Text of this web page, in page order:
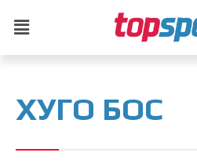
ХУГО БОС